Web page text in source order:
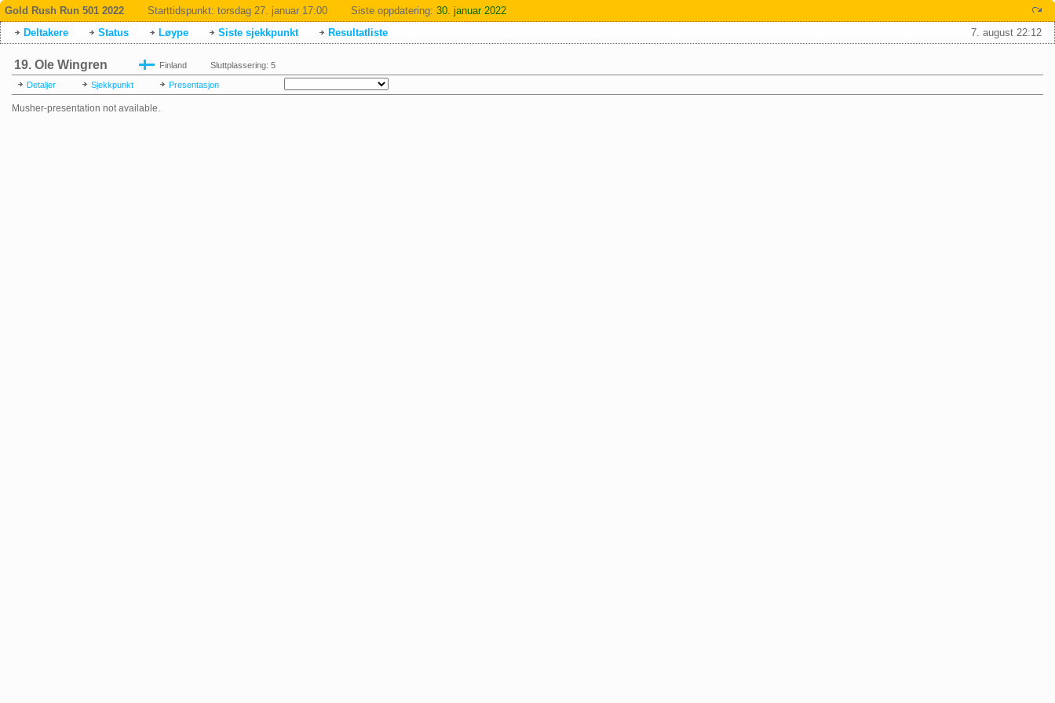
Gold Rush Run 501 2022 Starttidspunkt: torsdag 27. januar 17:00 Siste oppdatering: 30. januar 2022
7. august 22:12
Deltakere Status Løype Siste sjekkpunkt Resultatliste
19. Ole Wingren Finland Sluttplassering: 5
Detaljer Sjekkpunkt Presentasjon
Musher-presentation not available.